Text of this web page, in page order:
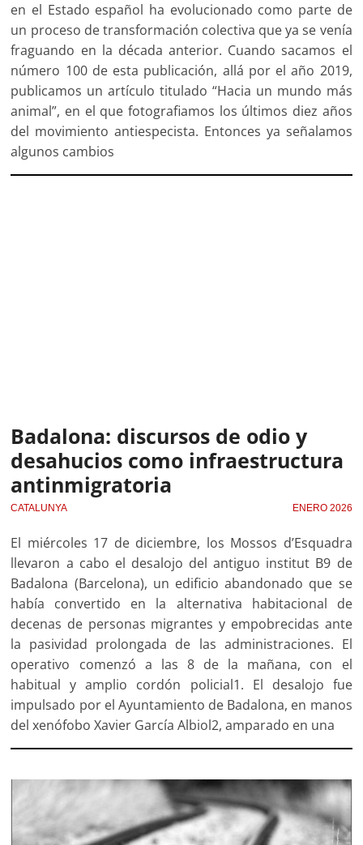
en el Estado español ha evolucionado como parte de
un proceso de transformación colectiva que ya se venía
fraguando en la década anterior. Cuando sacamos el
número 100 de esta publicación, allá por el año 2019,
publicamos un artículo titulado “Hacia un mundo más
animal”, en el que fotografiamos los últimos diez años
del movimiento antiespecista. Entonces ya señalamos
algunos cambios
Badalona: discursos de odio y
desahucios como infraestructura
antinmigratoria
CATALUNYA ENERO 2026
El miércoles 17 de diciembre, los Mossos d’Esquadra
llevaron a cabo el desalojo del antiguo institut B9 de
Badalona (Barcelona), un edificio abandonado que se
había convertido en la alternativa habitacional de
decenas de personas migrantes y empobrecidas ante
la pasividad prolongada de las administraciones. El
operativo comenzó a las 8 de la mañana, con el
habitual y amplio cordón policial1. El desalojo fue
impulsado por el Ayuntamiento de Badalona, en manos
del xenófobo Xavier García Albiol2, amparado en una